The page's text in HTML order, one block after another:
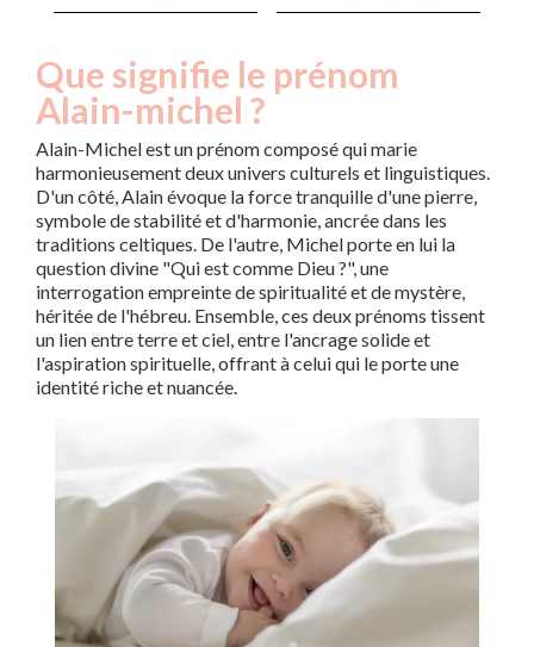
Que signifie le prénom
Alain-michel ?
Alain-Michel est un prénom composé qui marie
harmonieusement deux univers culturels et linguistiques.
D'un côté, Alain évoque la force tranquille d'une pierre,
symbole de stabilité et d'harmonie, ancrée dans les
traditions celtiques. De l'autre, Michel porte en lui la
question divine "Qui est comme Dieu ?", une
interrogation empreinte de spiritualité et de mystère,
héritée de l'hébreu. Ensemble, ces deux prénoms tissent
un lien entre terre et ciel, entre l'ancrage solide et
l'aspiration spirituelle, offrant à celui qui le porte une
identité riche et nuancée.